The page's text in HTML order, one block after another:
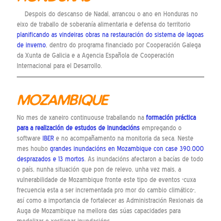
Despois do descanso de Nadal, arrancou o ano en Honduras no
eixo de traballo de soberanía alimentaria e defensa do territorio
planificando as vindeiras obras na restauración do sistema de lagoas
de inverno, dentro do programa financiado por Cooperación Galega
da Xunta de Galicia e a Agencia Española de Cooperación
Internacional para el Desarrollo.
MOZAMBIQUE
No mes de xaneiro continuouse traballando na formación práctica
para a realización de estudos de inundaciónsempregando o
software IBERe no acompañamento na monitoria da seca. Neste
mes houbo grandes inundacións en Mozambique con case 390.000
desprazados e 13 mortos. As inundacións afectaron a bacías de todo
o país, nunha situación que pon de relevo, unha vez mais, a
vulnerabilidade de Mozambique fronte este tipo de eventos -cuxa
frecuencia esta a ser incrementada pro mor do cambio climático-,
así como a importancia de fortalecer as Administración Rexionais da
Auga de Mozambique na mellora das súas capacidades para